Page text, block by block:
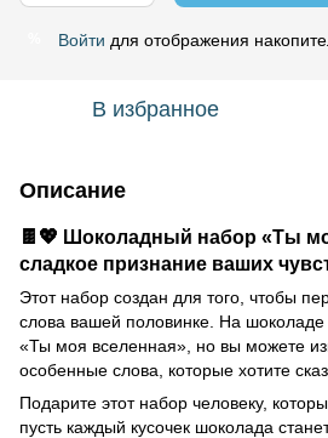
Войти для отображения
В избранное
Описание
🍫💖 Шоколадный набор «Ты
сладкое признание ваших
Этот набор создан для того, чтобы
слова вашей половинке. На шоколаде
«Ты моя вселенная», но вы можете
особенные слова, которые хотите
Подарите этот набор человеку,
пусть каждый кусочек шоколада